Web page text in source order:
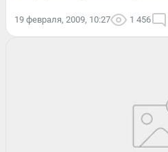
19 февраля, 2009, 10:27 1 456